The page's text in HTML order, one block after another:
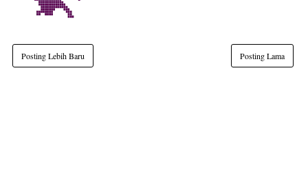
Posting Lebih Baru Posting Lama